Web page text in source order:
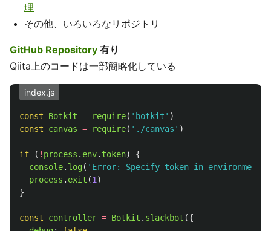
理
その他、いろいろなリポジトリ
GitHub Repository 有り
Qiita上のコードは一部簡略化している
index.js
const Botkit = require( ' botkit ' )
const
canvas = require( ' ./canvas ' )
if ( ! process . env. token)
{
console. log( ' Error: Specify token in environment
process . exit (1 )
}
const controller = Botkit . slackbot ({